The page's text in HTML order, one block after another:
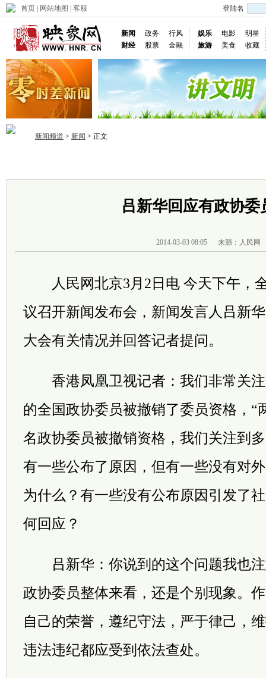
首页 网站地图 客服 登陆名
新闻 政务
行风
财经
股票 金融
娱乐 电影
明星
旅游
美食 收藏
新闻频道 > 新闻 > 正文
吕新华回应有政协委
2014-03-03 08:05 来源：人民网
人民网北京3月2日电 今天下午，
议召开新闻发布会，新闻发言人吕新
大会有关情况并回答记者提问。
香港凤凰卫视记者：我们非常关注
的全国政协委员被撤销了委员资格，“
名政协委员被撤销资格，我们关注到
有一些公布了原因，但有一些没有对
为什么？有一些没有公布原因引发了
何回应？
吕新华：你说到的这个问题我也注
政协委员整体来看，还是个别现象。
自己的荣誉，遵纪守法，严于律己，
违法违纪都应受到依法查处。